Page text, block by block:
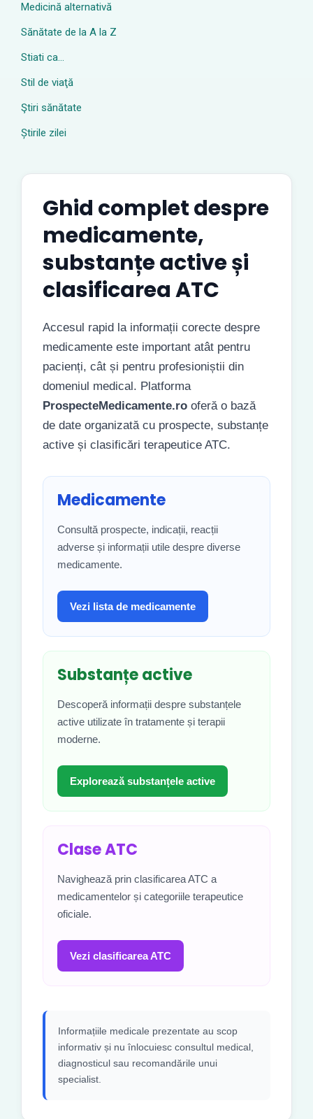
Medicină alternativă
Sănătate de la A la Z
Stiati ca…
Stil de viaţă
Ştiri sănătate
Știrile zilei
Ghid complet despre
medicamente,
substanțe active și
clasificarea ATC
Accesul rapid la informații corecte despre
medicamente este important atât pentru
pacienți, cât și pentru profesioniștii din
domeniul medical. Platforma
ProspecteMedicamente.ro oferă o bază
de date organizată cu prospecte, substanțe
active și clasificări terapeutice ATC.
Medicamente
Consultă prospecte, indicații, reacții
adverse și informații utile despre diverse
medicamente.
Vezi lista de medicamente
Substanțe active
Descoperă informații despre substanțele
active utilizate în tratamente și terapii
moderne.
Explorează substanțele active
Clase ATC
Navighează prin clasificarea ATC a
medicamentelor și categoriile terapeutice
oficiale.
Vezi clasificarea ATC
Informațiile medicale prezentate au scop
informativ și nu înlocuiesc consultul medical,
diagnosticul sau recomandările unui
specialist.